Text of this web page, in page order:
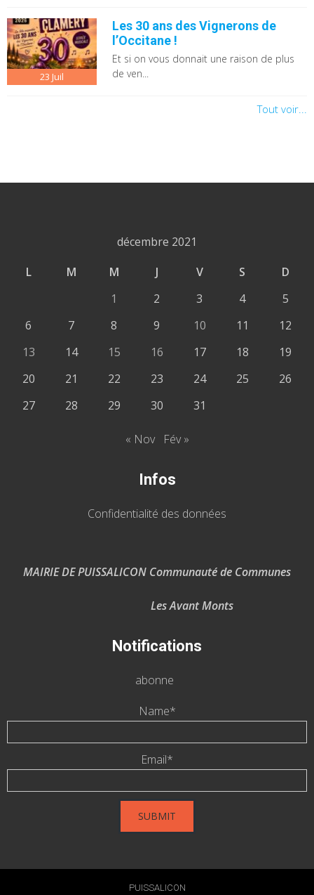
23 Juil
Les 30 ans des Vignerons de
l’Occitane !
Et si on vous donnait une raison de plus
de ven...
Tout voir...
décembre 2021
L
M M J V S
D
1
2 3 4
5
6
7 8 9 10 11
12
13
14 15 16 17 18
19
20
21 22 23 24 25
26
27
28 29 30 31
« Nov Fév »
Infos
Confidentialité des données
MAIRIE DE PUISSALICON Communauté de Communes
Les Avant Monts
Notifications
abonne
Name*
Email*
PUISSALICON